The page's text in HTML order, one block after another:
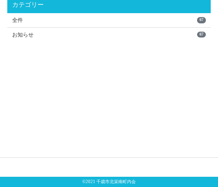
カテゴリー
全件 67
お知らせ 67
©2021 千歳市北栄南町内会